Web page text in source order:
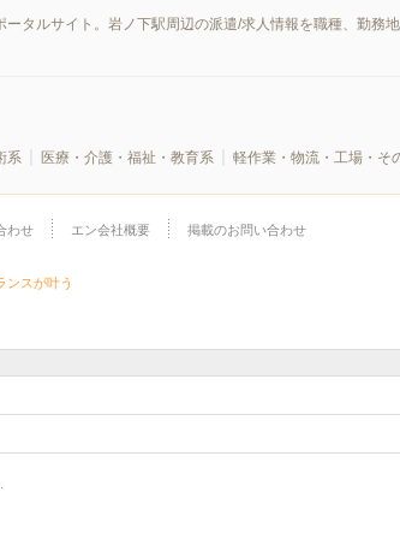
タルサイト。岩ノ下駅周辺の派遣/求人情報を職種、勤務地
系 医療・介護・福祉・教育系 軽作業・物流・工場・そ
わせ エン会社概要 掲載のお問い合わせ
ンスが叶う